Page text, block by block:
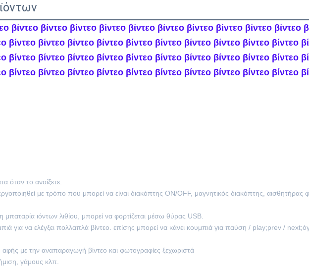
βίντεο βίντεο βίντεο βίντεο βίντεο βίντεο βίντεο βίντεο βίντεο βίντεο
βίντεο βίντεο βίντεο βίντεο βίντεο βίντεο βίντεο βίντεο βίντεο βίντεο
βίντεο βίντεο βίντεο βίντεο βίντεο βίντεο βίντεο βίντεο βίντεο βίντεο
βίντεο βίντεο βίντεο βίντεο βίντεο βίντεο βίντεο βίντεο βίντεο βίντεο
όταν το ανοίξετε.
με τρόπο που μπορεί να είναι διακόπτης ON/OFF, μαγνητικός διακόπτης, αισθητήρας
ιόντων λιθίου, μπορεί να φορτίζεται μέσω θύρας USB.
για να ελέγξει πολλαπλά βίντεο. επίσης μπορεί να κάνει κουμπιά για παύση / play;prev /
με την αναπαραγωγή βίντεο και φωτογραφίες ξεχωριστά
γάμους κλπ.